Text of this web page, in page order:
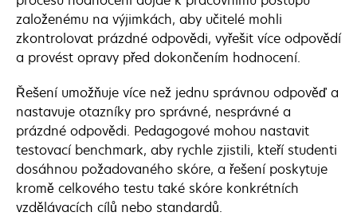
založenému na výjimkách, aby učitelé mohli
zkontrolovat prázdné odpovědi, vyřešit více odpovědí
a provést opravy před dokončením hodnocení.
Řešení umožňuje více než jednu správnou odpověď a
nastavuje otazníky pro správné, nesprávné a
prázdné odpovědi. Pedagogové mohou nastavit
testovací benchmark, aby rychle zjistili, kteří studenti
dosáhnou požadovaného skóre, a řešení poskytuje
kromě celkového testu také skóre konkrétních
vzdělávacích cílů nebo standardů.